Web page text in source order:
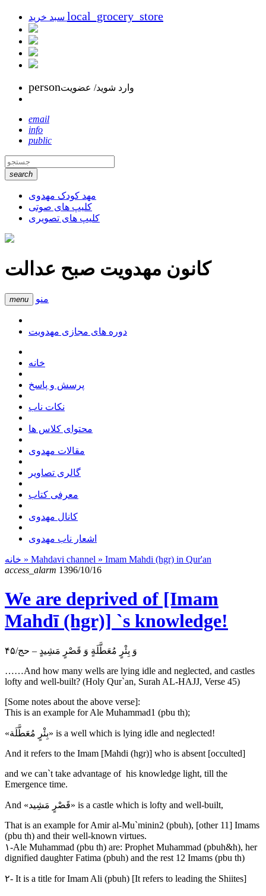
local_grocery_store
personوارد شوید/ عضویت
email
info
public
search
مهد کودک مهدوی
کلیپ های صوتی
کلیپ های تصویری
کانون مهدویت صبح عدالت
menu منو
دوره های مجازی مهدویت
خانه
پرسش و پاسخ
نکات ناب
محتوای کلاس ها
مقالات مهدوی
گالری تصاویر
معرفی کتاب
کانال مهدوی
اشعار ناب مهدوی
» Mahdavi channel » Imam Mahdi (hgr) in Qur'an
access_alarm 1396/10/16
We are deprived of [Imam
Mahdī (hgr)] `s knowledge!
وَ بِئْرٍ مُعَطَّلَةٍ وَ قَصْرٍ مَشِيدٍ – حج/۴۵
……And how many wells are lying idle and neglected, and castles
lofty and well-built? (Holy Qur`an, Surah AL-HAJJ, Verse 45)
[Some notes about the above verse]:
This is an example for Ale Muhammad1 (pbu th);
«بِئْرٍ مُعَطَّلَة» is a well which is lying idle and neglected!
And it refers to the Imam [Mahdi (hgr)] who is absent [occulted]
and we can`t take advantage of his knowledge light, till the
Emergence time.
And «قَصْرٍ مَشِيد» is a castle which is lofty and well-built,
That is an example for Amir al-Mu`minin2 (pbuh), [other 11] Imams
(pbu th) and their well-known virtues.
۱-Ale Muhammad (pbu th) are: Prophet Muhammad (pbuh&h), her
dignified daughter Fatima (pbuh) and the rest 12 Imams (pbu th)
۲- It is a title for Imam Ali (pbuh) [It refers to leading the Shiites]